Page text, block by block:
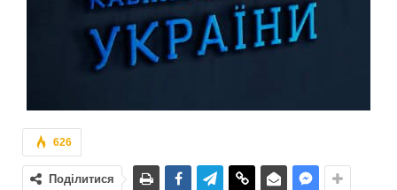
626
Поділитися